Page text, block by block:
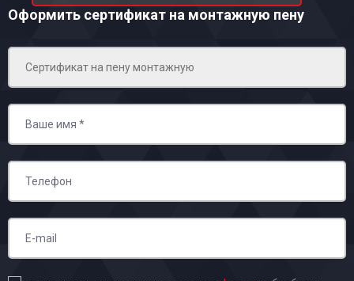
Оформить сертификат на монтажную пену